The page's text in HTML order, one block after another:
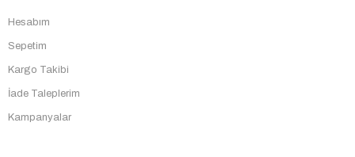
Hesabım
Sepetim
Kargo Takibi
İade Taleplerim
Kampanyalar